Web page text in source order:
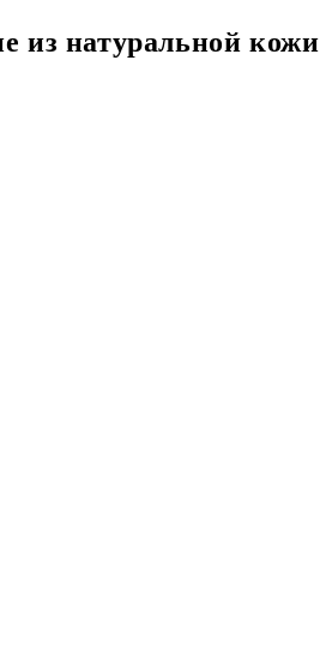
из натуральной кожи